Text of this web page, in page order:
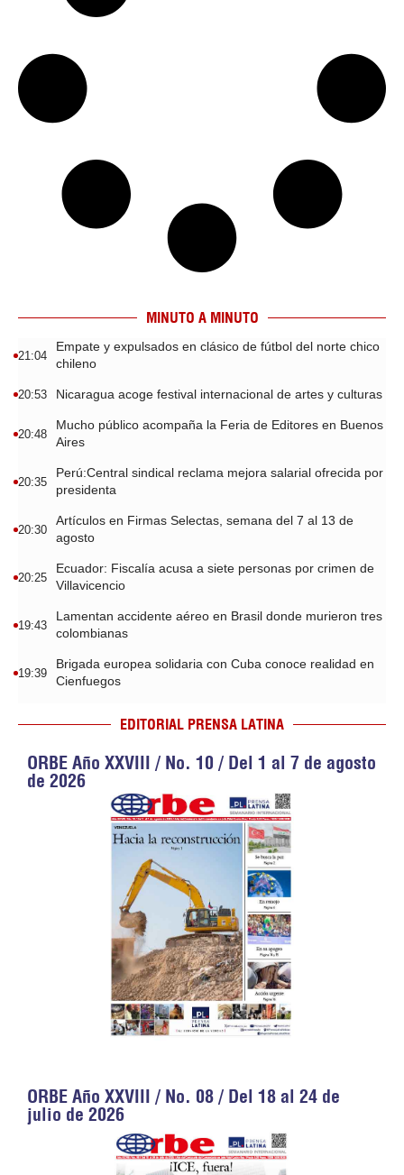
MINUTO A MINUTO
21:04
Empate y expulsados en clásico de fútbol del norte chico
chileno
20:53 Nicaragua acoge festival internacional de artes y culturas
20:48
Mucho público acompaña la Feria de Editores en Buenos
Aires
20:35
Perú:Central sindical reclama mejora salarial ofrecida por
presidenta
20:30
Artículos en Firmas Selectas, semana del 7 al 13 de
agosto
20:25
Ecuador: Fiscalía acusa a siete personas por crimen de
Villavicencio
19:43
Lamentan accidente aéreo en Brasil donde murieron tres
colombianas
19:39
Brigada europea solidaria con Cuba conoce realidad en
Cienfuegos
EDITORIAL PRENSA LATINA
ORBE Año XXVIII / No. 10 / Del 1 al 7 de agosto
de 2026
ORBE Año XXVIII / No. 08 / Del 18 al 24 de
julio de 2026